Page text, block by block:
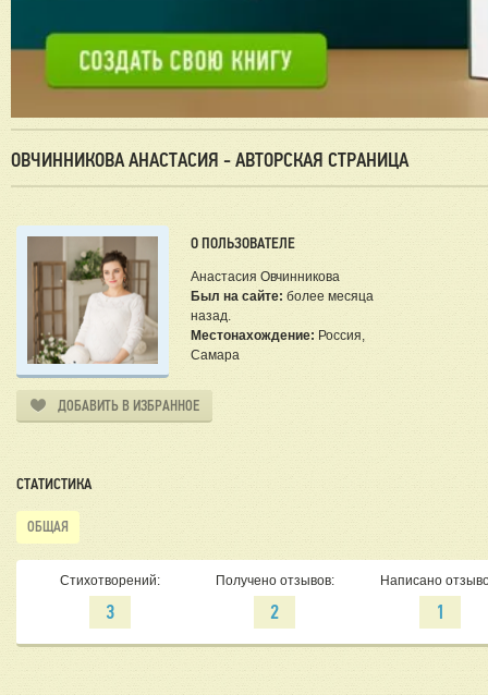
ОВЧИННИКОВА АНАСТАСИЯ - АВТОРСКАЯ СТРАНИЦА
О ПОЛЬЗОВАТЕЛЕ
Анастасия Овчинникова
Был на сайте: более месяца
назад.
Местонахождение: Россия,
Самара
ДОБАВИТЬ В ИЗБРАННОЕ
СТАТИСТИКА
ОБЩАЯ
Стихотворений:
3
Получено отзывов:
2
Написано
1